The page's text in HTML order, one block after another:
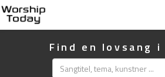
Find en lovsang